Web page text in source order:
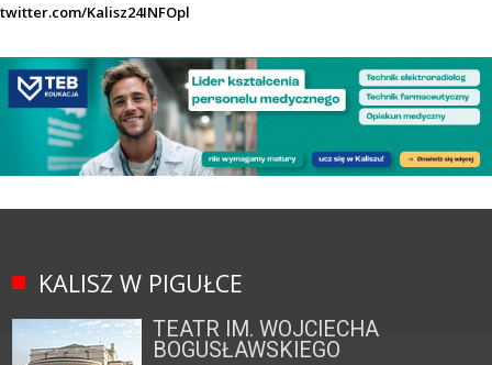
twitter.com/Kalisz24INFOpl
KALISZ W PIGUŁCE
TEATR IM. WOJCIECHA
BOGUSŁAWSKIEGO